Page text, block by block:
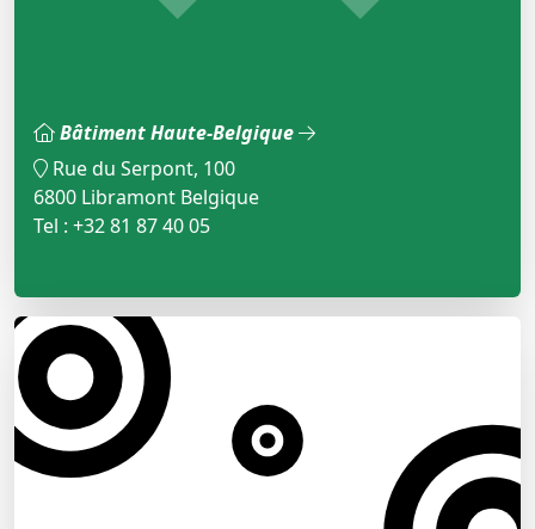
Bâtiment Haute-Belgique
Rue du Serpont, 100
6800 Libramont Belgique
Tel : +32 81 87 40 05